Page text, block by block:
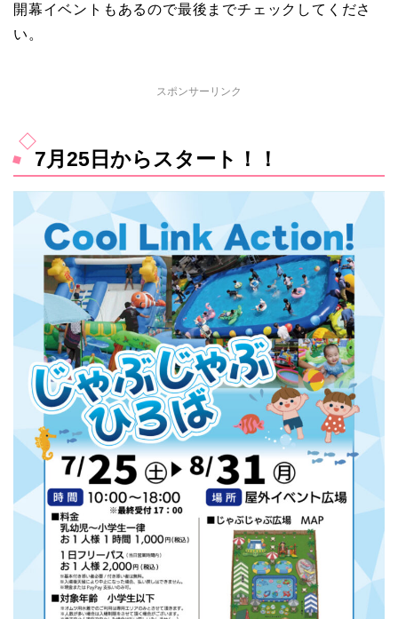
開幕イベントもあるので最後までチェックしてくださ
い。
スポンサーリンク
7月25日からスタート！！